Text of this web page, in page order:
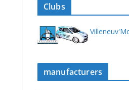
Clubs
manufacturers